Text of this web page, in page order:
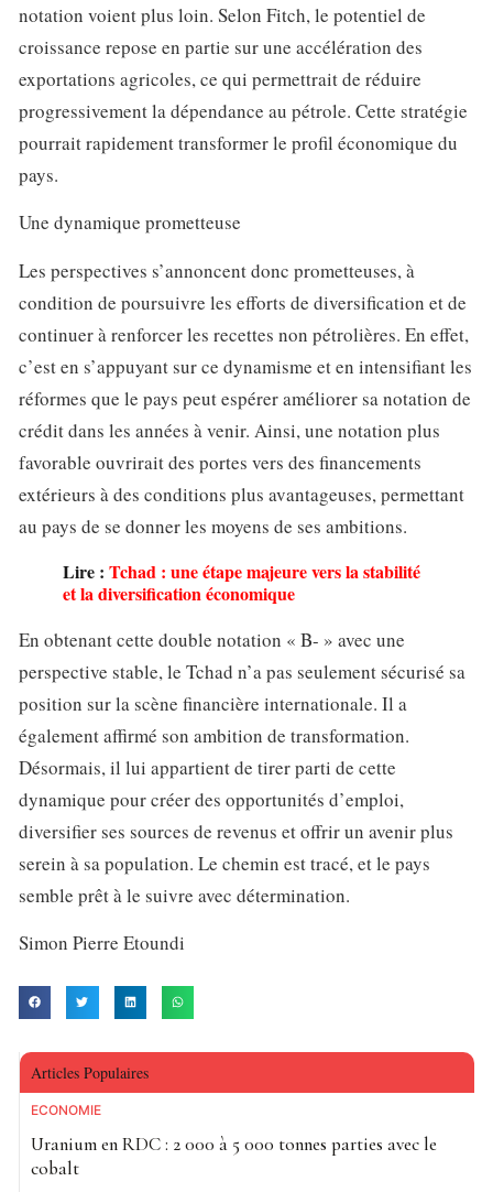
notation voient plus loin. Selon Fitch, le potentiel de
croissance repose en partie sur une accélération des
exportations agricoles, ce qui permettrait de réduire
progressivement la dépendance au pétrole. Cette stratégie
pourrait rapidement transformer le profil économique du
pays.
Une dynamique prometteuse
Les perspectives s’annoncent donc prometteuses, à
condition de poursuivre les efforts de diversification et de
continuer à renforcer les recettes non pétrolières. En effet,
c’est en s’appuyant sur ce dynamisme et en intensifiant les
réformes que le pays peut espérer améliorer sa notation de
crédit dans les années à venir. Ainsi, une notation plus
favorable ouvrirait des portes vers des financements
extérieurs à des conditions plus avantageuses, permettant
au pays de se donner les moyens de ses ambitions.
Lire : Tchad : une étape majeure vers la stabilité
et la diversification économique
En obtenant cette double notation « B- » avec une
perspective stable, le Tchad n’a pas seulement sécurisé sa
position sur la scène financière internationale. Il a
également affirmé son ambition de transformation.
Désormais, il lui appartient de tirer parti de cette
dynamique pour créer des opportunités d’emploi,
diversifier ses sources de revenus et offrir un avenir plus
serein à sa population. Le chemin est tracé, et le pays
semble prêt à le suivre avec détermination.
Simon Pierre Etoundi
Articles Populaires
ECONOMIE
Uranium en RDC : 2 000 à 5 000 tonnes parties avec le
cobalt